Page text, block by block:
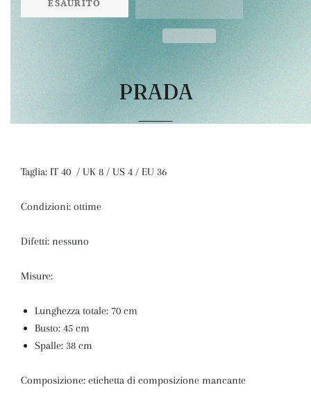
ESAURITO
PRADA
Taglia: IT 40 / UK 8 / US 4 / EU 36
Condizioni: ottime
Difetti: nessuno
Misure:
Lunghezza totale: 70 cm
Busto: 45 cm
Spalle: 38 cm
Composizione: etichetta di composizione mancante